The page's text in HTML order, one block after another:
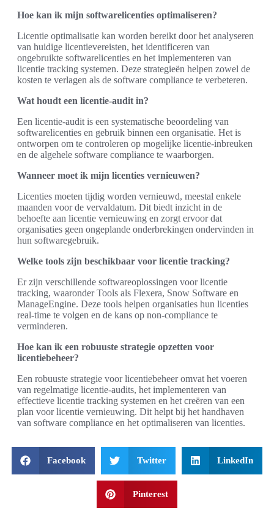
Hoe kan ik mijn softwarelicenties optimaliseren?
Licentie optimalisatie kan worden bereikt door het analyseren
van huidige licentievereisten, het identificeren van
ongebruikte softwarelicenties en het implementeren van
licentie tracking systemen. Deze strategieën helpen zowel de
kosten te verlagen als de software compliance te verbeteren.
Wat houdt een licentie-audit in?
Een licentie-audit is een systematische beoordeling van
softwarelicenties en gebruik binnen een organisatie. Het is
ontworpen om te controleren op mogelijke licentie-inbreuken
en de algehele software compliance te waarborgen.
Wanneer moet ik mijn licenties vernieuwen?
Licenties moeten tijdig worden vernieuwd, meestal enkele
maanden voor de vervaldatum. Dit biedt inzicht in de
behoefte aan licentie vernieuwing en zorgt ervoor dat
organisaties geen ongeplande onderbrekingen ondervinden in
hun softwaregebruik.
Welke tools zijn beschikbaar voor licentie tracking?
Er zijn verschillende softwareoplossingen voor licentie
tracking, waaronder Tools als Flexera, Snow Software en
ManageEngine. Deze tools helpen organisaties hun licenties
real-time te volgen en de kans op non-compliance te
verminderen.
Hoe kan ik een robuuste strategie opzetten voor
licentiebeheer?
Een robuuste strategie voor licentiebeheer omvat het voeren
van regelmatige licentie-audits, het implementeren van
effectieve licentie tracking systemen en het creëren van een
plan voor licentie vernieuwing. Dit helpt bij het handhaven
van software compliance en het optimaliseren van licenties.
Facebook Twitter LinkedIn
Pinterest